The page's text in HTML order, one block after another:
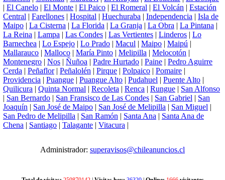
| El Canelo | El Monte | El Paico | El Romeral | El Volcán | Estación
Central | Farellones | Hospital | Huechuraba | Independencia | Isla de
Maipo | La Cisterna | La Florida | La Granja | La Obra | La Pintana |
La Reina | Lampa | Las Condes | Las Vertientes | Linderos | Lo
Barnechea | Lo Espejo | Lo Prado | Macul | Maipo | Maipú |
Mallarauco | Malloco | María Pinto | Melipilla | Melocotón |
Montenegro | Nos | Ñuñoa | Padre Hurtado | Paine | Pedro Aguirre
Cerda | Peñaflor| Peñalolén | Pirque | Polpaico | Pomaire |
Providencia | Puangue | Puangue Alto | Pudahuel | Puente Alto |
Quilicura | Quinta Normal | Recoleta | Renca | Rungue | San Alfonso
| San Bernardo | San Fransisco de Las Condes | San Gabriel | San
Joaquín | San José de Maipo | San José de Melipilla | San Miguel |
San Pedro de Melipilla | San Ramón | Santa Ana | Santa Ana de
Chena | Santiago | Talagante | Vitacura |
Administrador: superavisos@chileanuncios.cl